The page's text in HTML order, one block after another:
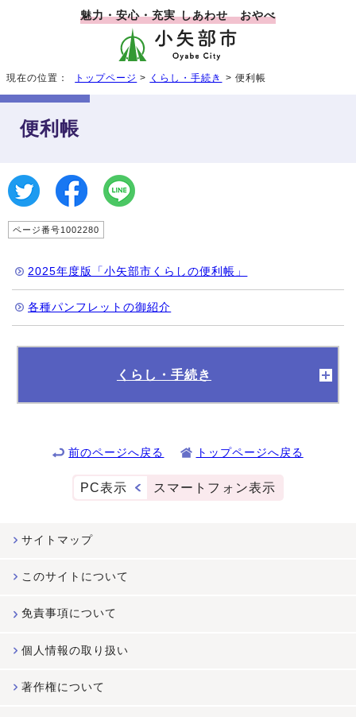
魅力・安心・充実 しあわせ おやべ
現在の位置： トップページ > くらし・手続き > 便利帳
便利帳
ページ番号1002280
2025年度版「小矢部市くらしの便利帳」
各種パンフレットの御紹介
くらし・手続き
前のページへ戻る トップページへ戻る
PC表示 スマートフォン表示
サイトマップ
このサイトについて
免責事項について
個人情報の取り扱い
著作権について